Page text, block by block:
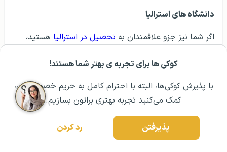
کوکی ها برای تجربه ی بهتر شما هستند!
با پذیرش کوکی‌ها، البته با احترام کامل به حریم خصوصیتون،
کمک می‌کنید تجربه بهتری براتون بسازیم.
پذیرفتن رد کردن
مشــاوره اولیه رایگان: ۰۲۱ ۴۳۰۰۰ ۰۲۱ رزرو مشاوره تخصصی
دانشگاه های استرالیا
اگر شما نیز جزو علاقمندان به تحصیل در استرالیا هستید،
می‌توانند در این زمینه راهنمای شما باشند.